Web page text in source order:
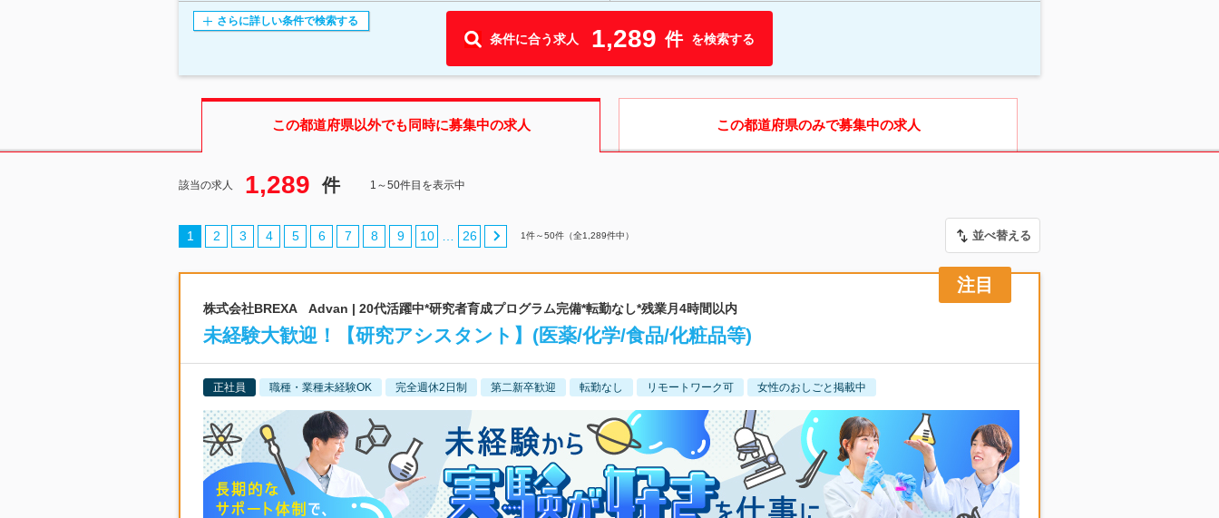
さらに詳しい条件で検索する
条件に合う求人 1,289 件 を検索する
この都道府県以外でも同時に募集中の求人 この都道府県のみで募集中の求人
該当の求人 1,289 件 1～50件目を表示中
1 2 3 4 5 6 7 8 9 10 … 26 1件～50件（全1,289件中） 並べ替える
株式会社BREXA Advan | 20代活躍中*研究者育成プログラム完備*転勤なし*残業月4時間以内
未経験大歓迎！【研究アシスタント】(医薬/化学/食品/化粧品等)
正社員 職種・業種未経験OK 完全週休2日制 第二新卒歓迎 転勤なし リモートワーク可 女性のおしごと掲載中